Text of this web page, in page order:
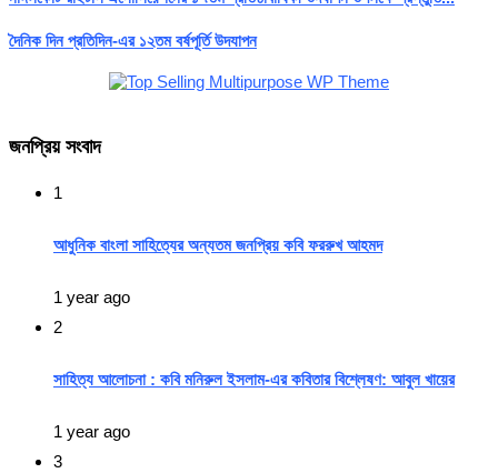
দৈনিক দিন প্রতিদিন-এর ১২তম বর্ষপূর্তি উদযাপন
জনপ্রিয় সংবাদ
1
আধুনিক বাংলা সাহিত্যের অন্যতম জনপ্রিয় কবি ফররুখ আহমদ
1 year ago
2
সাহিত্য আলোচনা : কবি মনিরুল ইসলাম-এর কবিতার বিশ্লেষণ: আবুল খায়ের
1 year ago
3